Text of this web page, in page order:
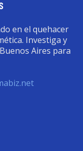
en el quehacer
Investiga y
Aires para